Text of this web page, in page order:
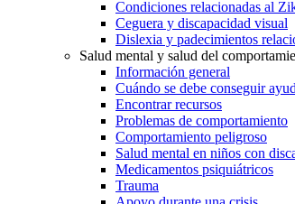
Condiciones relacionadas al
Ceguera y discapacidad visual
Dislexia y padecimientos
Salud mental y salud del
Información general
Cuándo se debe conseguir
Encontrar recursos
Problemas de comportamiento
Comportamiento peligroso
Salud mental en niños con
Medicamentos psiquiátricos
Trauma